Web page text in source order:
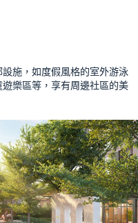
施，如度假風格的室外游泳
樂區等，享有周邊社區的美